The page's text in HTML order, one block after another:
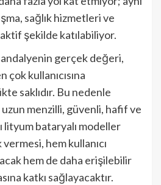
sağlık hizmetleri ve
şekilde katılabiliyor.
gerçek değeri,
kullanıcısına
saklıdır. Bu nedenle
menzilli, güvenli, hafif ve
lityum bataryalı modeller
hem kullanıcı
hem de daha erişilebilir
katkı sağlayacaktır.